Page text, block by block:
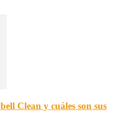
Clean y cuáles son sus